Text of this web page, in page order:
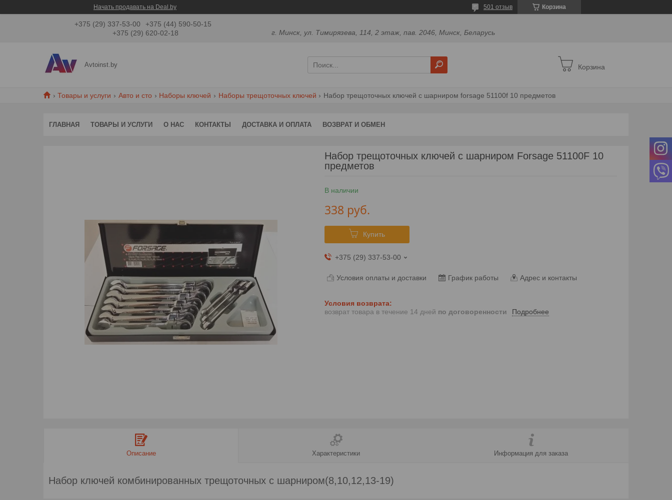
Начать продавать на Deal.by Корзина
501 отзыв
+375 (29) 337-53-00
+375 (44) 590-50-15
+375 (29) 620-02-18
г. Минск, ул. Тимирязева, 114, 2 этаж, пав. 2046, Минск, Беларусь
Avtoinst.by Корзина
Товары и услуги Авто и сто Наборы ключей Наборы трещоточных ключей Набор трещоточных ключей с шарниром forsage 51100f 10 предметов
ГЛАВНАЯ ТОВАРЫ И УСЛУГИ О НАС КОНТАКТЫ ДОСТАВКА И ОПЛАТА ВОЗВРАТ И ОБМЕН
Набор трещоточных ключей с шарниром Forsage 51100F 10
предметов
В наличии
338 руб.
Купить
+375 (29) 337-53-00
Условия оплаты и доставки График работы Адрес и контакты
возврат товара в течение 14 дней по договоренности Подробнее
Описание Характеристики Информация для заказа
Набор ключей комбинированных трещоточных с шарниром(8,10,12,13-19)